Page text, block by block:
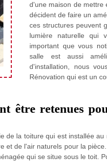
d'une maison de mettre
décident de faire un
ces structures peuvent
lumière naturelle qui
important que vous
salle est aussi
d'installation, nous
Rénovation qui est un
être retenues
de la toiture qui est installée
et de l'air naturels pour la
qui se situe sous le toit.